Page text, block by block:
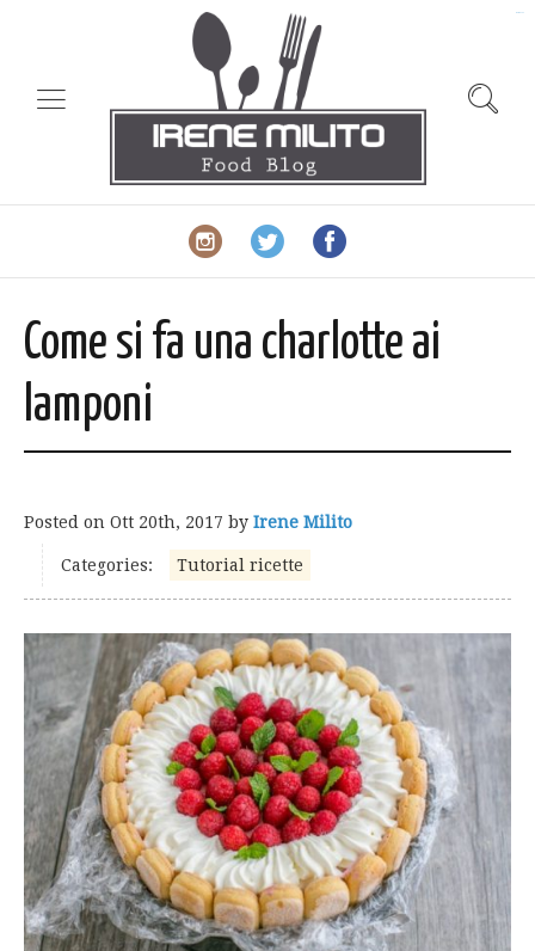
Come si fa una charlotte ai
lamponi
Posted on Ott 20th, 2017 by Irene Milito
Categories: Tutorial ricette